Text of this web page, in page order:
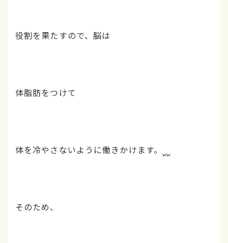
役割を果たすので、脳は
体脂肪をつけて
体を冷やさないように働きかけます。
そのため、